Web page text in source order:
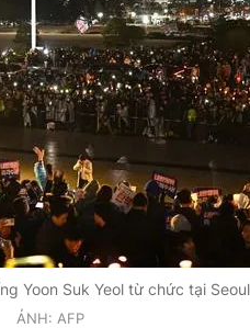
Yoon Suk Yeol từ chức tại
ẢNH: AFP